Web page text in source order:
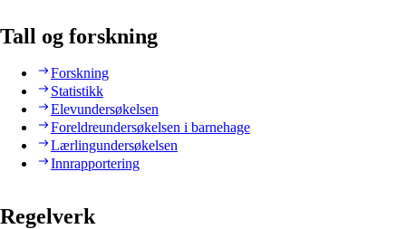
Tall og forskning
Forskning
Statistikk
Elevundersøkelsen
Foreldreundersøkelsen i barnehage
Lærlingundersøkelsen
Innrapportering
Regelverk